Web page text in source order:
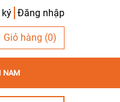
Đăng nhập
Giỏ hàng (0)
NAM